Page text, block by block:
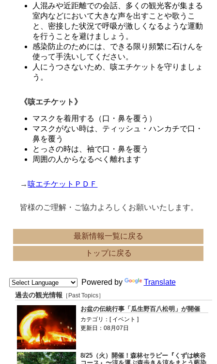
人混みや近距離での会話、多くの観光客が集まる
室内などにおいて大きな声を出すことや歌うこ
と、密接した状況で呼吸が激しくなるような運動
を行うことを避けましょう。
感染防止のためには、できる限り頻繁に石けんを
使って手洗いしてください。
人にうつさないため、咳エチケットを守りましょ
う。
《咳エチケット》
マスクを着用する（口・鼻を覆う）
マスクがない時は、ティッシュ・ハンカチで口・
鼻を覆う
とっさの時は、袖で口・鼻を覆う
周囲の人からなるべく離れます
→ 咳エチケットＰＤＦ
皆様のご理解・ご協力よろしくお願いいたします。
最新情報一覧に戻る
トップに戻る
Powered by Translate
過去の観光情報 ［Past Topics］
お盆の伝統行事「瓜生野百八松明」が開催
カテゴリ：[ イベント ]
更新日：08月07日
8/25（火）開催！森林セラピー『くずは峡谷